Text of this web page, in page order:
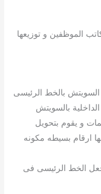
الموظفين و توزيعها
السويتش بالخط الرئيسى
بالسويتش
و يقوم بتحويل
ارقام بسيطه مكونه
الخط الرئيسى فى